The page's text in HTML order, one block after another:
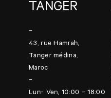
TANGER
–
43, rue Hamrah,
Tanger médina,
Maroc
–
Lun- Ven, 10:00 – 18:00